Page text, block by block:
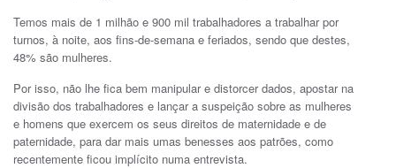
Temos mais de 1 milhão e 900 mil trabalhadores a trabalhar por
turnos, à noite, aos fins-de-semana e feriados, sendo que destes,
48% são mulheres.
Por isso, não lhe fica bem manipular e distorcer dados, apostar na
divisão dos trabalhadores e lançar a suspeição sobre as mulheres
e homens que exercem os seus direitos de maternidade e de
paternidade, para dar mais umas benesses aos patrões, como
recentemente ficou implícito numa entrevista.